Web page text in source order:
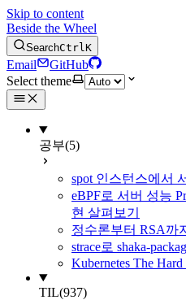
Skip to content
Beside the Wheel
SearchCtrlK
Email
GitHub
Select theme
공부(5)
spot 인스턴스에서
eBPF로 서버 성능
현 살펴보기
정수론부터 RSA까지
strace로 shaka-
Kubernetes The Hard
TIL(937)